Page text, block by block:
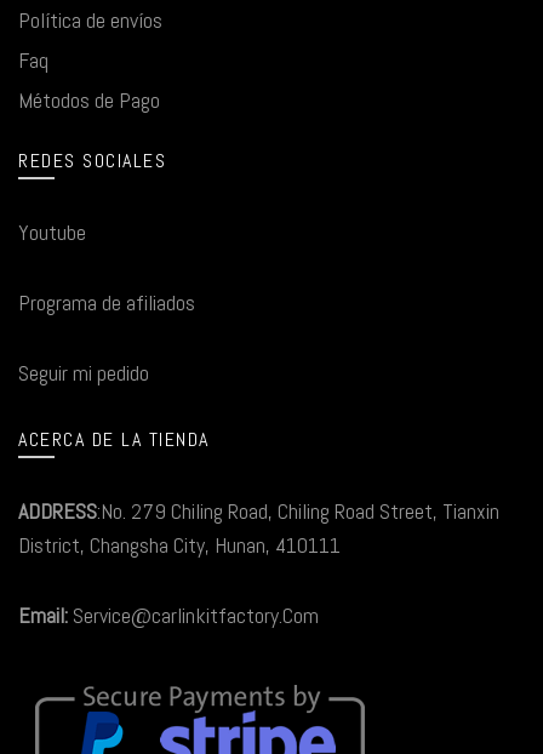
Política de envíos
Faq
Métodos de Pago
REDES SOCIALES
Youtube
Programa de afiliados
Seguir mi pedido
ACERCA DE LA TIENDA
ADDRESS:No. 279 Chiling Road, Chiling Road Street, Tianxin
District, Changsha City, Hunan, 410111
Email: Service@carlinkitfactory.Com